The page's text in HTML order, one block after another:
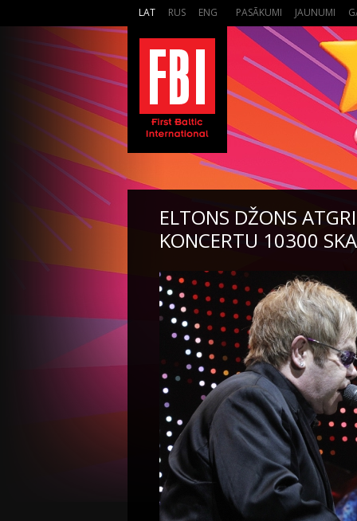
LAT RUS ENG PASĀKUMI JAUNUMI
ELTONS DŽONS
KONCERTU 10300